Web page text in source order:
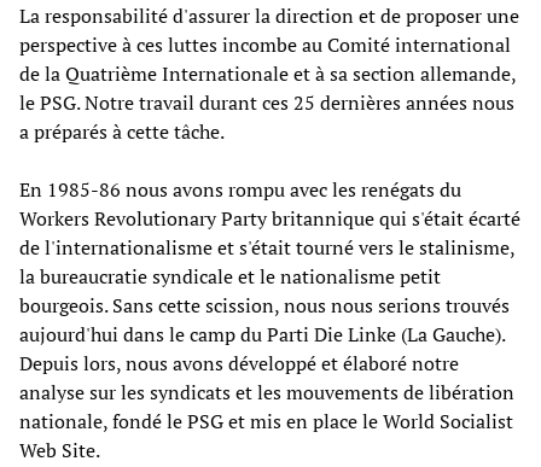
La responsabilité d'assurer la direction et de proposer une
perspective à ces luttes incombe au Comité international
de la Quatrième Internationale et à sa section allemande,
le PSG. Notre travail durant ces 25 dernières années nous
a préparés à cette tâche.
En 1985-86 nous avons rompu avec les renégats du
Workers Revolutionary Party britannique qui s'était écarté
de l'internationalisme et s'était tourné vers le stalinisme,
la bureaucratie syndicale et le nationalisme petit
bourgeois. Sans cette scission, nous nous serions trouvés
aujourd'hui dans le camp du Parti Die Linke (La Gauche).
Depuis lors, nous avons développé et élaboré notre
analyse sur les syndicats et les mouvements de libération
nationale, fondé le PSG et mis en place le World Socialist
Web Site.